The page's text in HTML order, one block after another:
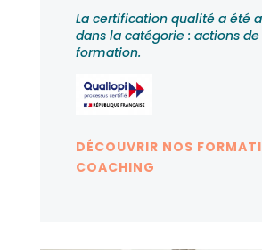
La certification qualité a été
dans la catégorie : actions de
formation.
DÉCOUVRIR NOS
COACHING